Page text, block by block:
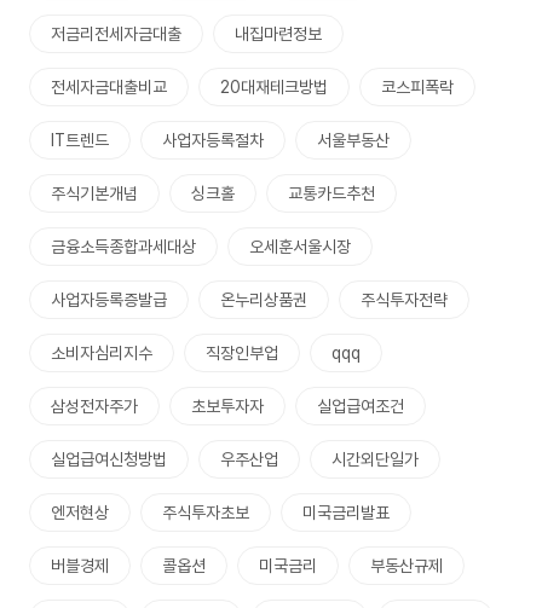
저금리전세자금대출 내집마련정보
전세자금대출비교 20대재테크방법 코스피폭락
IT트렌드 사업자등록절차 서울부동산
주식기본개념 싱크홀 교통카드추천
금융소득종합과세대상 오세훈서울시장
사업자등록증발급 온누리상품권 주식투자전략
소비자심리지수 직장인부업 qqq
삼성전자주가 초보투자자 실업급여조건
실업급여신청방법 우주산업 시간외단일가
엔저현상 주식투자초보 미국금리발표
버블경제 콜옵션 미국금리 부동산규제